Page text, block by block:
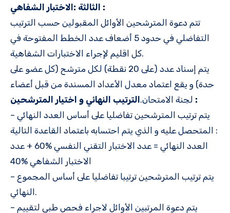
الثالثة :الاختبار الشفاهي :
تتم دعوة المترشحين الأوائل المقبولين حسب الترتيب
التفاضلي في حدود 5 أضعاف عدد الخطط المفتوحة في
كل اقليم لإجراء الاختبارات الشفاهية.
يتم إسناد عدد (على 20 نقطة) لكل مترشح (كل عضو على
حدة) و يقع اعتماد معدل الأعداد المسندة من قبل أعضاء
لجنة الامتحان. الترتيب النهائي و اختيار المترشحين :
– يتم ترتيب المترشحين تفاضليا على أساس العدد النهائي
المتحصل عليه و الذي يتم احتسابه باعتماد القاعدة التالية :
العدد النهائي = عدد الاختبار التقني النفسي %60 + عدد
الاختبار الشفاهي %40
– يتم ترتيب المترشحين ترتيبا تفاضليا على أساس المجموع
النهائي.
– يتم دعوة المرتبين الأوائل لاجراء فحص طبي لتقييم